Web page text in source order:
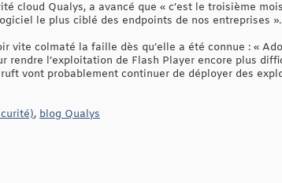
cloud Qualys, a avancé que « c’est le troisième
le plus ciblé des endpoints de nos entreprises ».
vite colmaté la faille dès qu’elle a été connue : «
rendre l’exploitation de Flash Player encore plus
vont probablement continuer de déployer des
, blog Qualys